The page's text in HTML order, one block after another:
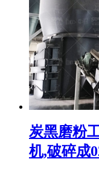
炭黑磨粉
机,破碎成